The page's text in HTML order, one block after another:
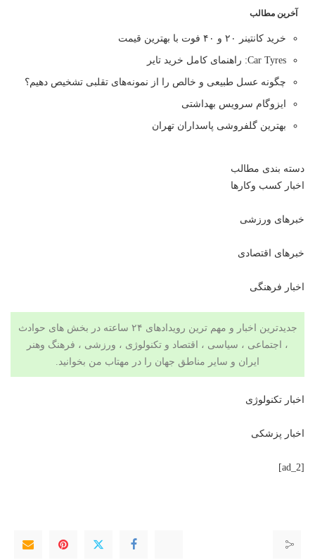
آخرین مطالب
خرید کانتینر ۲۰ و ۴۰ فوت با بهترین قیمت
Car Tyres: راهنمای کامل خرید تایر
چگونه عسل طبیعی و خالص را از نمونه‌های تقلبی تشخیص دهیم؟
ایزوگام سرویس بهداشتی
بهترین گلفروشی پاسداران تهران
دسته بندی مطالب
اخبار کسب وکارها
خبرهای ورزشی
خبرهای اقتصادی
اخبار فرهنگی
جدیدترین اخبار و مهم ترین رویدادهای ۲۴ ساعته در بخش های حوادث
، اجتماعی ، سیاسی ، اقتصاد و تکنولوژی ، ورزشی ، فرهنگ وهنر
ایران و سایر مناطق جهان را در مهتاب من بخوانید.
اخبار تکنولوژی
اخبار پزشکی
[ad_2]